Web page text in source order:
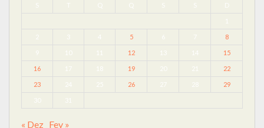
S T Q Q S S D
1
3 4 5 6 7 8
9 10 11 12 13 14 15
16 17 18 19 20 21 22
23 24 25 26 27 28 29
30 31
« Dez Fev »